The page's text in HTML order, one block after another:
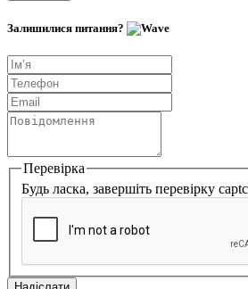
Залишилися питання?
Перевірка
Будь ласка, завершіть перевірку